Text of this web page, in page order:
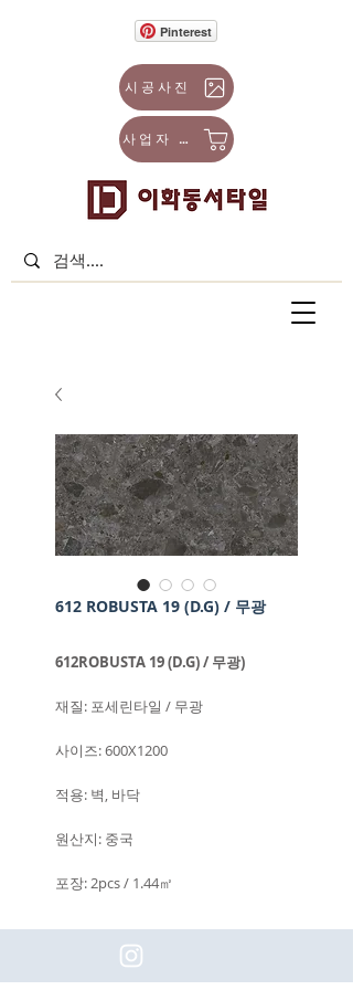
사업자 몰
시공사진
Pinterest
612 ROBUSTA 19 (D.G) / 무광
612ROBUSTA 19 (D.G) / 무광)
재질: 포세린타일 / 무광
사이즈: 600X1200
적용: 벽, 바닥
원산지: 중국
포장: 2pcs / 1.44㎡